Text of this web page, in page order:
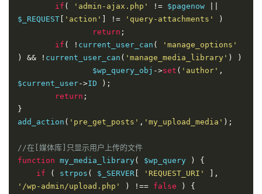
if ( 'admin-ajax.php' != $pagenow
$_REQUEST
'action' != 'query-attachments'
)
return ;
if ( ! current_user_can (
'manage_options'
)
&& ! current_user_can ( 'manage_media_library' )
)
		$wp_query_obj
->set ( 'author' ,
$current_user->ID
);
return ;
}
add_action ( 'pre_get_posts' , 'my_upload_media' );
//在[媒体库]只显示用户上传的文件
function my_media_library( $wp_query )
{
if
( strpos ( $_SERVER 'REQUEST_URI'
],
'/wp-admin/upload.php'
) !== false )
{